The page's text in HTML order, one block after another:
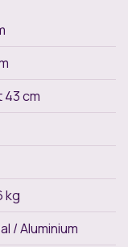
43 cm
kg
/ Aluminium